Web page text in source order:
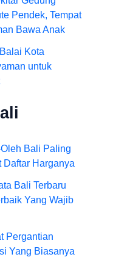
Pendek, Tempat
Bawa Anak
Kota
untuk
Bali Paling
Daftar Harganya
Bali Terbaru
Yang Wajib
Pergantian
Yang Biasanya